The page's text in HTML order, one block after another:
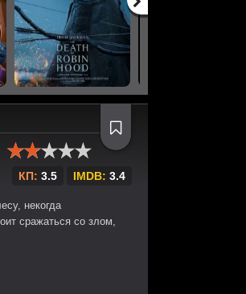
КП: 3.5 IMDB: 3.4
некогда
сражаться со злом,